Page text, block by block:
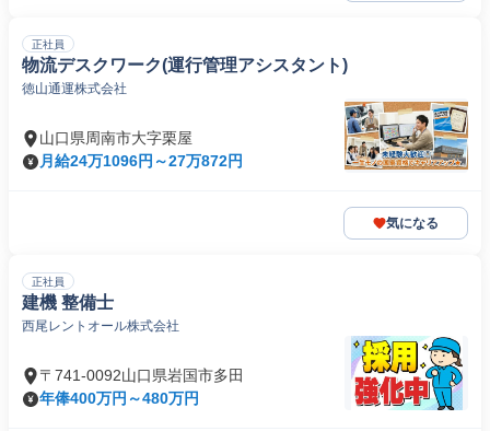
正社員
物流デスクワーク(運行管理アシスタント)
徳山通運株式会社
山口県周南市大字栗屋
月給24万1096円～27万872円
気になる
正社員
建機 整備士
西尾レントオール株式会社
〒741-0092山口県岩国市多田
年俸400万円～480万円